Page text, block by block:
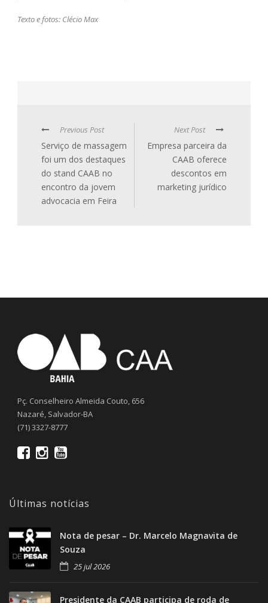
Texto e fotos: Clécio Max
Previous Post
Serviço de massagem
foi um dos destaques
do stand CAAB no
encontro da jovem
advocacia em Feira
Next Post
Empresa parceira da
CAAB oferece
descontos em
marketing jurídico
Pç. Conselheiro Almeida Couto, 656
Nazaré, Salvador-BA
(71) 3327-8777
Últimas notícias
Nota de pesar – Dr. Marcelo Magnavita de
Souza
25 jul 2026
Presidente da CAAB participa de roda de